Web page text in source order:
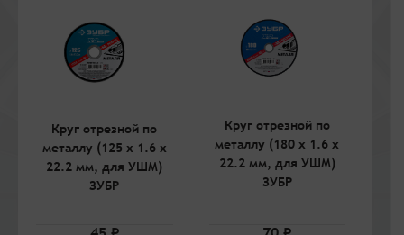
Круг отрезной по
металлу (125 x 1.6 x
22.2 мм, для УШМ)
ЗУБР
Круг отрезной по
металлу (180 x 1.6 x
22.2 мм, для УШМ)
ЗУБР